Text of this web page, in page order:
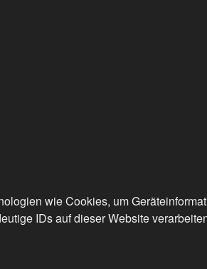
wie Cookies, um
IDs auf dieser Website